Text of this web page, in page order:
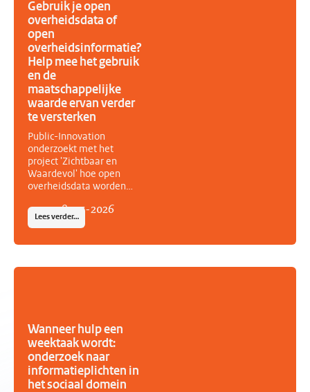
de herijking aanzienlijk
vergroot. Het vernieuwde
actieplan bevat zeven
nieuwe acties, acht
aangescherpte acties en
kent een sterkere
samenwerking tussen
overheid en
maatschappelijke
organisaties.
08-07-2026
Gebruik je open
overheidsdata of
open
overheidsinformatie?
Help mee het gebruik
en de
maatschappelijke
waarde ervan verder
te versterken
Public-Innovation
onderzoekt met het
project 'Zichtbaar en
Waardevol' hoe open
overheidsdata worden
maatschappelijke waarde
zij opleveren en wat
(her)gebruik verder te
ministerie van
Binnenlandse Zaken en
Koninkrijksrelaties in het
kader van het Actieplan
Open Overheid.
Lees verder…
Wanneer hulp een
weektaak wordt:
onderzoek naar
informatieplichten in
het sociaal domein